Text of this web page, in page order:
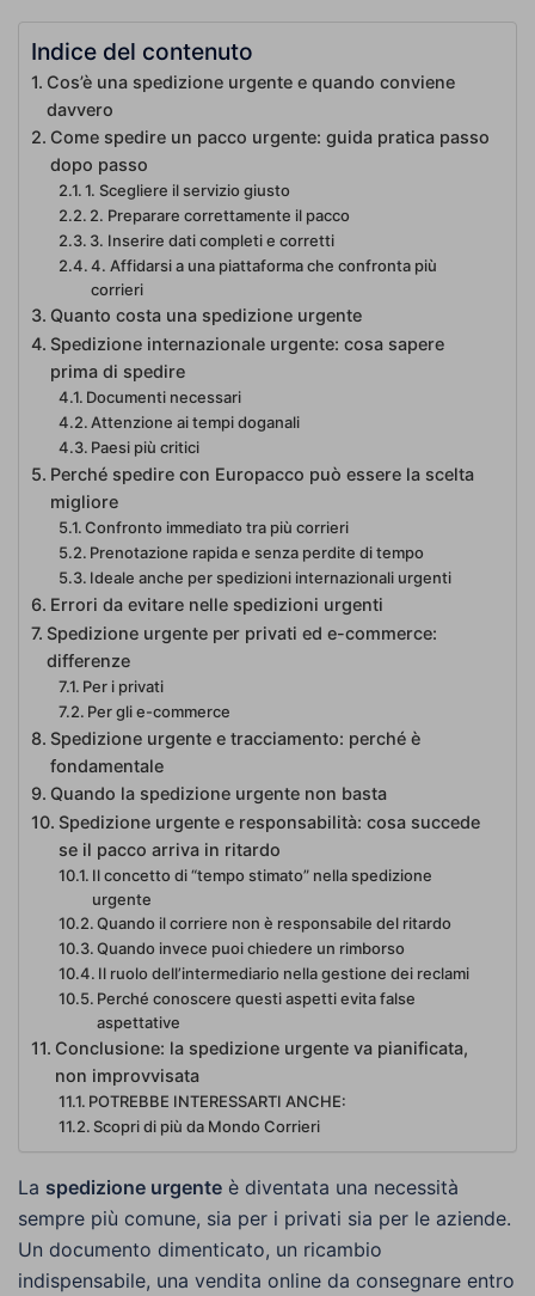
Indice del contenuto
Cos’è una spedizione urgente e quando conviene
davvero
Come spedire un pacco urgente: guida pratica passo
dopo passo
1. Scegliere il servizio giusto
2. Preparare correttamente il pacco
3. Inserire dati completi e corretti
4. Affidarsi a una piattaforma che confronta più
corrieri
Quanto costa una spedizione urgente
Spedizione internazionale urgente: cosa sapere
prima di spedire
Documenti necessari
Attenzione ai tempi doganali
Paesi più critici
Perché spedire con Europacco può essere la scelta
migliore
Confronto immediato tra più corrieri
Prenotazione rapida e senza perdite di tempo
Ideale anche per spedizioni internazionali urgenti
Errori da evitare nelle spedizioni urgenti
Spedizione urgente per privati ed e-commerce:
differenze
Per i privati
Per gli e-commerce
Spedizione urgente e tracciamento: perché è
fondamentale
Quando la spedizione urgente non basta
Spedizione urgente e responsabilità: cosa succede
se il pacco arriva in ritardo
Il concetto di “tempo stimato” nella spedizione
urgente
Quando il corriere non è responsabile del ritardo
Quando invece puoi chiedere un rimborso
Il ruolo dell’intermediario nella gestione dei reclami
Perché conoscere questi aspetti evita false
aspettative
Conclusione: la spedizione urgente va pianificata,
non improvvisata
POTREBBE INTERESSARTI ANCHE:
Scopri di più da Mondo Corrieri
La spedizione urgente è diventata una necessità
sempre più comune, sia per i privati sia per le aziende.
Un documento dimenticato, un ricambio
indispensabile, una vendita online da consegnare entro